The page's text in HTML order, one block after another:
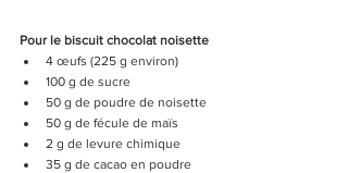
Pour le biscuit chocolat noisette
4 œufs (225 g environ)
100 g de sucre
50 g de poudre de noisette
50 g de fécule de maïs
2 g de levure chimique
35 g de cacao en poudre